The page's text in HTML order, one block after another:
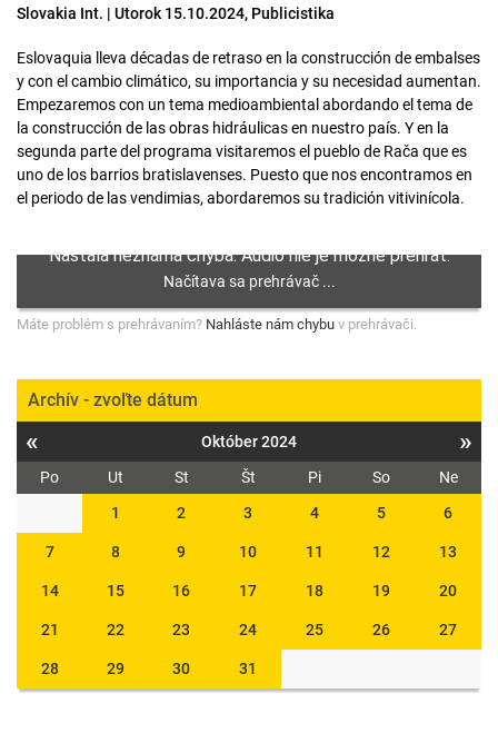
Slovakia Int. | Utorok 15.10.2024, Publicistika
Eslovaquia lleva décadas de retraso en la construcción de embalses
y con el cambio climático, su importancia y su necesidad aumentan.
Empezaremos con un tema medioambiental abordando el tema de
la construcción de las obras hidráulicas en nuestro país. Y en la
segunda parte del programa visitaremos el pueblo de Rača que es
uno de los barrios bratislavenses. Puesto que nos encontramos en
el periodo de las vendimias, abordaremos su tradición vitivinícola.
Máte problém s prehrávaním? Nahláste nám chybu v prehrávači.
Archív - zvoľte dátum
« Október 2024 »
Po Ut St Št Pi So
Ne
1
2 3 4 5 6
7 8 9 10 11 12 13
14 15 16 17 18 19 20
21 22 23 24 25 26 27
28 29 30 31